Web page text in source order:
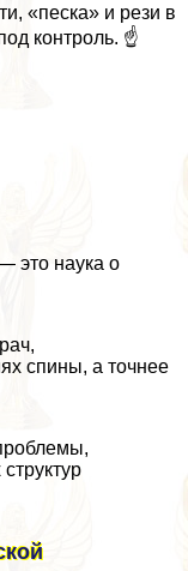
«песка» и рези в
контроль. ☝
это наука о
спины, а точнее